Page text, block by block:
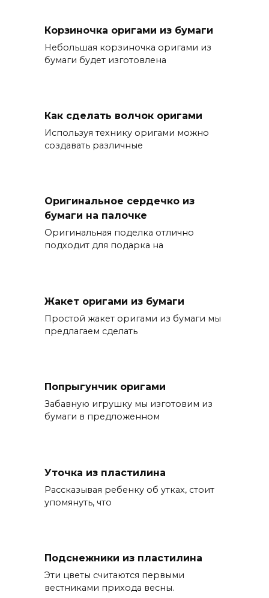
Корзиночка оригами из бумаги
Небольшая корзиночка оригами из
бумаги будет изготовлена
Как сделать волчок оригами
Используя технику оригами можно
создавать различные
Оригинальное сердечко из
бумаги на палочке
Оригинальная поделка отлично
подходит для подарка на
Жакет оригами из бумаги
Простой жакет оригами из бумаги мы
предлагаем сделать
Попрыгунчик оригами
Забавную игрушку мы изготовим из
бумаги в предложенном
Уточка из пластилина
Рассказывая ребенку об утках, стоит
упомянуть, что
Подснежники из пластилина
Эти цветы считаются первыми
вестниками прихода весны.